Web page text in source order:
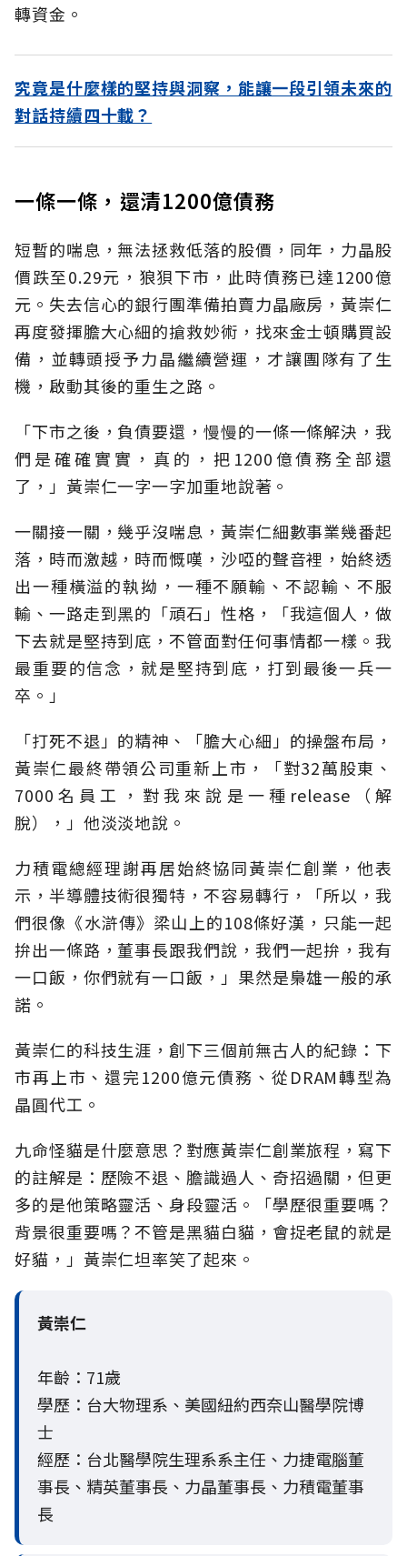
轉資金。
究竟是什麼樣的堅持與洞察，能讓一段引領未來的
對話持續四十載？
一條一條，還清1200億債務
短暫的喘息，無法拯救低落的股價，同年，力晶股
價跌至0.29元，狼狽下市，此時債務已達1200億
元。失去信心的銀行團準備拍賣力晶廠房，黃崇仁
再度發揮膽大心細的搶救妙術，找來金士頓購買設
備，並轉頭授予力晶繼續營運，才讓團隊有了生
機，啟動其後的重生之路。
「下市之後，負債要還，慢慢的一條一條解決，我
們是確確實實，真的，把1200億債務全部還
了，」黃崇仁一字一字加重地說著。
一關接一關，幾乎沒喘息，黃崇仁細數事業幾番起
落，時而激越，時而慨嘆，沙啞的聲音裡，始終透
出一種橫溢的執拗，一種不願輸、不認輸、不服
輸、一路走到黑的「頑石」性格，「我這個人，做
下去就是堅持到底，不管面對任何事情都一樣。我
最重要的信念，就是堅持到底，打到最後一兵一
卒。」
「打死不退」的精神、「膽大心細」的操盤布局，
黃崇仁最終帶領公司重新上市，「對32萬股東、
7000名員工，對我來說是一種release（解
脫），」他淡淡地說。
力積電總經理謝再居始終協同黃崇仁創業，他表
示，半導體技術很獨特，不容易轉行，「所以，我
們很像《水滸傳》梁山上的108條好漢，只能一起
拚出一條路，董事長跟我們說，我們一起拚，我有
一口飯，你們就有一口飯，」果然是梟雄一般的承
諾。
黃崇仁的科技生涯，創下三個前無古人的紀錄：下
市再上市、還完1200億元債務、從DRAM轉型為
晶圓代工。
九命怪貓是什麼意思？對應黃崇仁創業旅程，寫下
的註解是：歷險不退、膽識過人、奇招過關，但更
多的是他策略靈活、身段靈活。「學歷很重要嗎？
背景很重要嗎？不管是黑貓白貓，會捉老鼠的就是
好貓，」黃崇仁坦率笑了起來。
黃崇仁
年齡：71歲
學歷：台大物理系、美國紐約西奈山醫學院博
士
經歷：台北醫學院生理系系主任、力捷電腦董
事長、精英董事長、力晶董事長、力積電董事
長